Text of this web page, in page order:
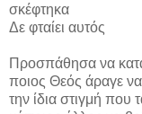
σκέφτηκα
Δε φταίει αυτός
Προσπάθησα να
ποιος Θεός άραγε
την ίδια στιγμή